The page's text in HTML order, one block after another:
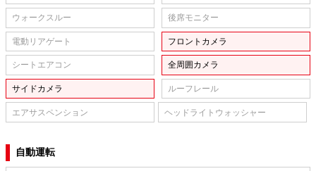
ウォークスルー 後席モニター
電動リアゲート フロントカメラ
シートエアコン 全周囲カメラ
サイドカメラ ルーフレール
エアサスペンション ヘッドライトウォッシャー
自動運転